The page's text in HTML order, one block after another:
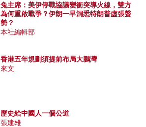
兔主席：美伊停戰協議變衝突導火線，雙方
為何重啟戰爭？伊朗一早洞悉特朗普虛張聲
勢？
本社編輯部
香港五年規劃須提前布局大鵬灣
來文
歷史給中國人一個公道
張建雄